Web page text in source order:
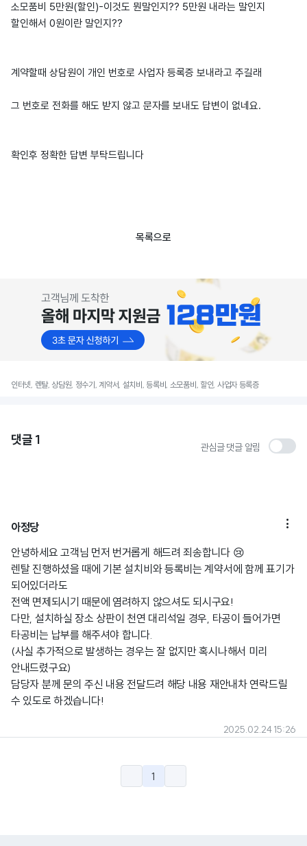
소모품비 5만원(할인)-이것도 뭔말인지?? 5만원 내라는 말인지
할인해서 0원이란 말인지??
계약할때 상담원이 개인 번호로 사업자 등록증 보내라고 주길래
그 번호로 전화를 해도 받지 않고 문자를 보내도 답변이 없네요.
확인후 정확한 답변 부탁드립니다
목록으로
인터넷, 렌탈, 상담원, 정수기, 계약서, 설치비, 등록비, 소모품비, 할인, 사업자 등록증
댓글 1 관심글 댓글 알림
아정당 
안녕하세요 고객님 먼저 번거롭게 해드려 죄송합니다 😢
렌탈 진행하셨을 때에 기본 설치비와 등록비는 계약서에 함께 표기가
되어있더라도
전액 면제되시기 때문에 염려하지 않으셔도 되시구요!
다만, 설치하실 장소 상판이 천연 대리석일 경우, 타공이 들어가면
타공비는 납부를 해주셔야 합니다.
(사실 추가적으로 발생하는 경우는 잘 없지만 혹시나해서 미리
안내드렸구요)
담당자 분께 문의 주신 내용 전달드려 해당 내용 재안내차 연락드릴
수 있도로 하겠습니다!
2025.02.24 15:26
1